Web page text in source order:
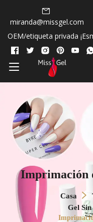
miranda@missgel.com
OEM/etiqueta privada
n
Imprimación
Casa
Gel